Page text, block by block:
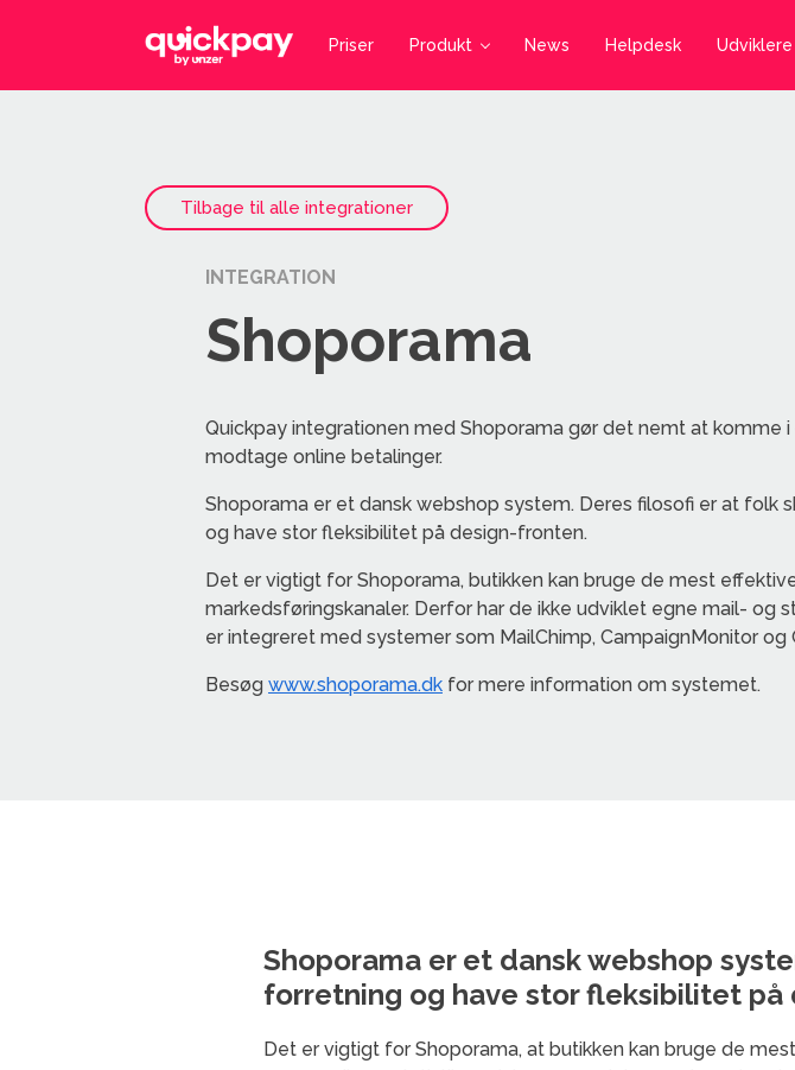
Priser Produkt News Helpdesk Udviklere
Tilbage til alle integrationer
INTEGRATION
Shoporama
Quickpay integrationen med Shoporama gør det nemt at komme
modtage online betalinger.
Shoporama er et dansk webshop system. Deres filosofi er at folk
og have stor fleksibilitet på design-fronten.
Det er vigtigt for Shoporama, butikken kan bruge de mest
markedsføringskanaler. Derfor har de ikke udviklet egne mail- og
er integreret med systemer som MailChimp, CampaignMonitor og
Besøg www.shoporama.dk for mere information om systemet.
Shoporama er et dansk webshop
forretning og have stor fleksibilitet på
Det er vigtigt for Shoporama, at butikken kan bruge de